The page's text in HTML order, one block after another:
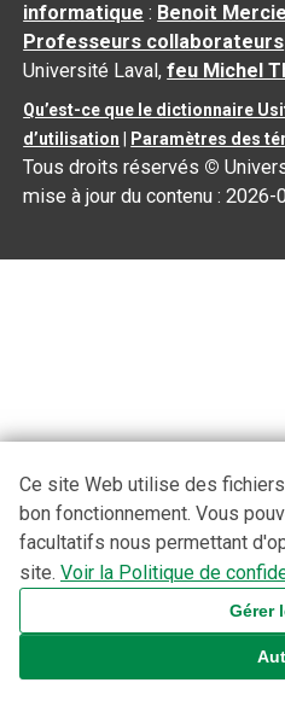
informatique : Benoit
Professeurs collaborateurs
Université Laval,feu Michel
Qu’est-ce que le dictionnaire
d’utilisation
Paramètres des
Tous droits réservés ©
mise à jour du contenu :2026-
Ce site Web utilise des
bon fonctionnement. Vous
facultatifs nous permettant
site. Voir la Politique de
Gérer